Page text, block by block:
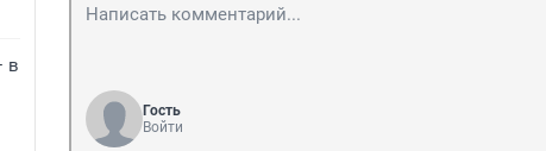
в
Гость
Войти